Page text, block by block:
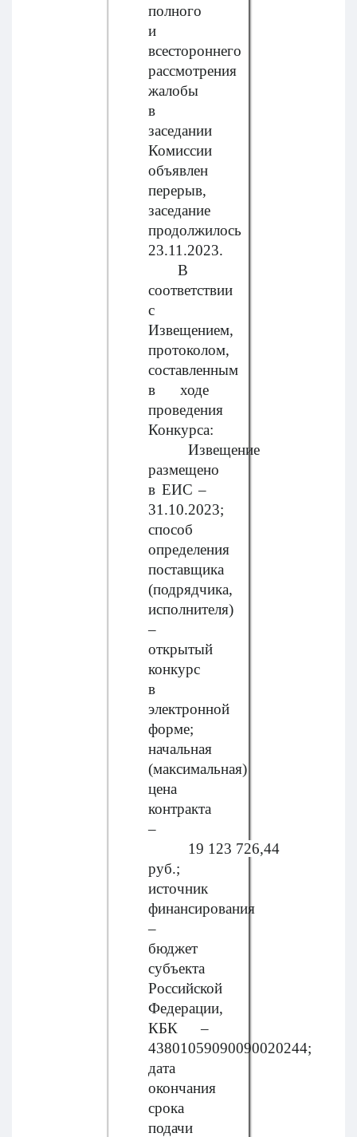
полного
и
всестороннего
рассмотрения
жалобы
в
заседании
Комиссии
объявлен
перерыв,
заседание
продолжилось
23.11.2023.
В
соответствии
с
Извещением,
протоколом,
составленным
в ходе
проведения
Конкурса:
Извещение
размещено
в ЕИС –
31.10.2023;
способ
определения
поставщика
(подрядчика,
исполнителя)
–
открытый
конкурс
в
электронной
форме;
начальная
(максимальная)
цена
контракта
–
19 123 726,44
руб.;
источник
финансирования
–
бюджет
субъекта
Российской
Федерации,
КБК –
43801059090090020244;
дата
окончания
срока
подачи